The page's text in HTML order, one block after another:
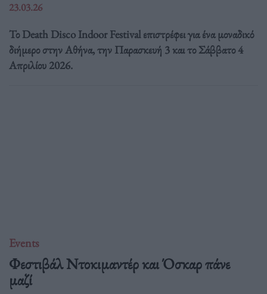
23.03.26
Το Death Disco Indoor Festival επιστρέφει για ένα μοναδικό
διήμερο στην Αθήνα, την Παρασκευή 3 και το Σάββατο 4
Απριλίου 2026.
Events
Φεστιβάλ Ντοκιμαντέρ και Όσκαρ πάνε
μαζί